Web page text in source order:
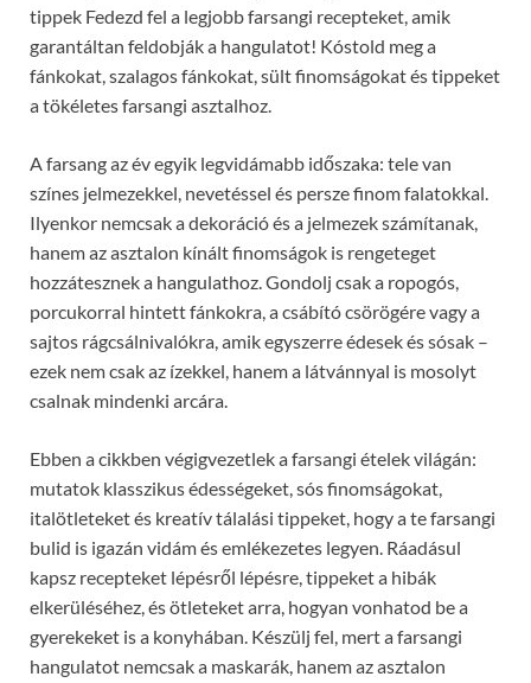
tippek Fedezd fel a legjobb farsangi recepteket, amik
garantáltan feldobják a hangulatot! Kóstold meg a
fánkokat, szalagos fánkokat, sült finomságokat és tippeket
a tökéletes farsangi asztalhoz.
A farsang az év egyik legvidámabb időszaka: tele van
színes jelmezekkel, nevetéssel és persze finom falatokkal.
Ilyenkor nemcsak a dekoráció és a jelmezek számítanak,
hanem az asztalon kínált finomságok is rengeteget
hozzátesznek a hangulathoz. Gondolj csak a ropogós,
porcukorral hintett fánkokra, a csábító csörögére vagy a
sajtos rágcsálnivalókra, amik egyszerre édesek és sósak –
ezek nem csak az ízekkel, hanem a látvánnyal is mosolyt
csalnak mindenki arcára.
Ebben a cikkben végigvezetlek a farsangi ételek világán:
mutatok klasszikus édességeket, sós finomságokat,
italötleteket és kreatív tálalási tippeket, hogy a te farsangi
bulid is igazán vidám és emlékezetes legyen. Ráadásul
kapsz recepteket lépésről lépésre, tippeket a hibák
elkerüléséhez, és ötleteket arra, hogyan vonhatod be a
gyerekeket is a konyhában. Készülj fel, mert a farsangi
hangulatot nemcsak a maskarák, hanem az asztalon